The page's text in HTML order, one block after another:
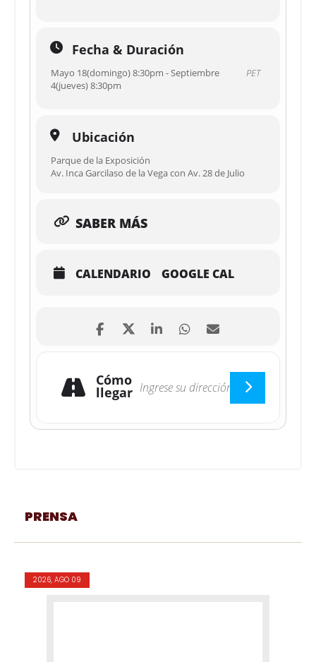
Fecha & Duración
Mayo 18(domingo) 8:30pm - Septiembre
4(jueves) 8:30pm
PET
Ubicación
Parque de la Exposición
Av. Inca Garcilaso de la Vega con Av. 28 de Julio
SABER MÁS
CALENDARIO GOOGLE CAL
Cómo
llegar
PRENSA
2026, AGO 09